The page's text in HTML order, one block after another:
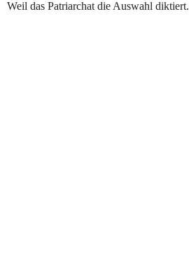
Weil das Patriarchat die Auswahl diktiert.